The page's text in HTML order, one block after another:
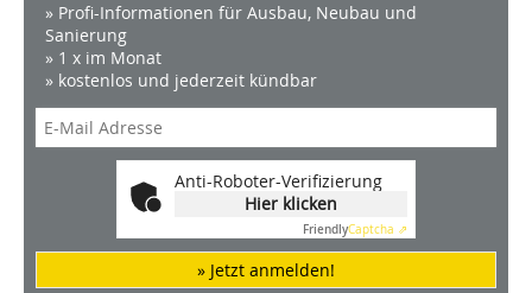
» Profi-Informationen für Ausbau, Neubau und
Sanierung
» 1 x im Monat
» kostenlos und jederzeit kündbar
Anti-Roboter-Verifizierung
Hier klicken
FriendlyCaptcha ⇗
» Jetzt anmelden!